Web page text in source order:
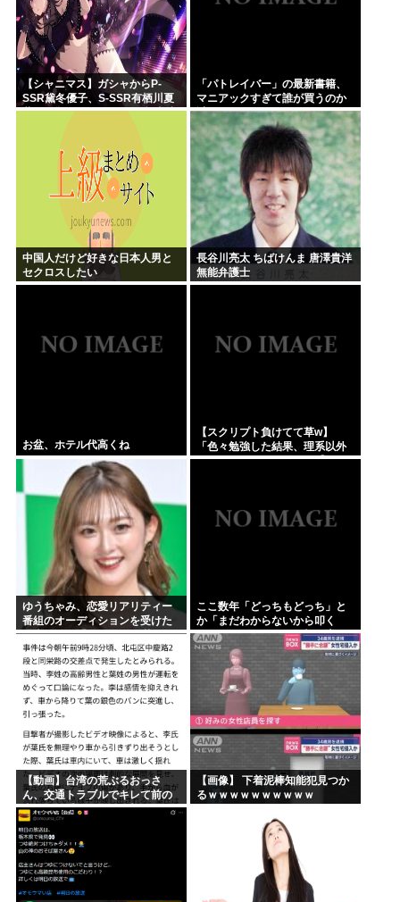
【シャニマス】ガシャからP-
SSR黛冬優子、S-SSR有栖川夏
葉が登場！イベントS-SR福丸小
「パトレイバー」の最新書籍、
マニアックすぎて誰が買うのか
謎
中国人だけど好きな日本人男と
セクロスしたい
長谷川亮太 ちばけんま 唐澤貴洋
無能弁護士
お盆、ホテル代高くね
【スクリプト負けてて草w】
「色々勉強した結果、理系以外
はエラー品だと気付いた【ガ
ゆうちゃみ、恋愛リアリティー
番組のオーディションを受けた
過去を激白「10回くらい落ちて
るんです」
ここ数年「どっちもどっち」と
か「まだわからないから叩く
な」とかゆうチキン野郎が増え
たけどどっから来たの？(´・ω・
【動画】台湾の荒ぶるおっさ
ん、交通トラブルでキレて前の
車の運転手をナイフで斬りつけ
るも壮絶な返り討ちにあう
【画像】 下着泥棒知能犯見つか
るｗｗｗｗｗｗｗｗｗｗ